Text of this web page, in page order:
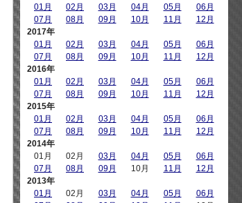
01月
02月 03月 04月 05月
06月
07月
08月 09月 10月 11月
12月
2017年
01月
02月 03月 04月 05月
06月
07月
08月 09月 10月 11月
12月
2016年
01月
02月 03月 04月 05月
06月
07月
08月 09月 10月 11月
12月
2015年
01月
02月 03月 04月 05月
06月
07月
08月 09月 10月 11月
12月
2014年
01月
02月 03月 04月 05月
06月
07月
08月 09月 10月 11月
12月
2013年
01月
02月 03月 04月 05月
06月